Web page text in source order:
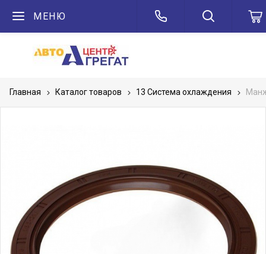
МЕНЮ
Главная Каталог товаров 13 Система охлаждения